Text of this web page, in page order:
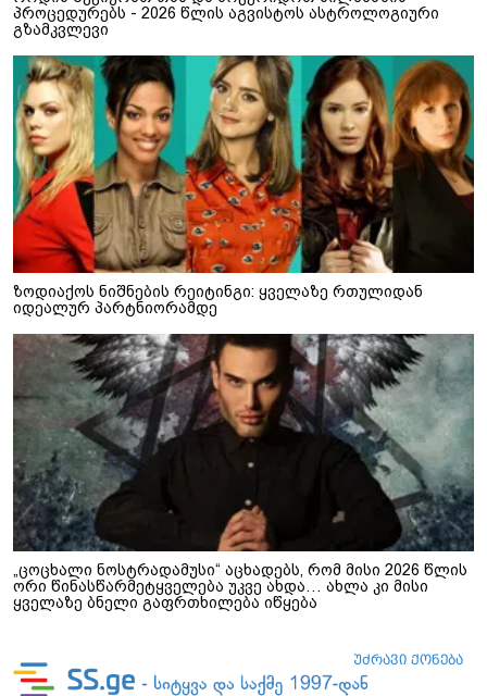
პროცედურებს - 2026 წლის აგვისტოს ასტროლოგიური
გზამკვლევი
ზოდიაქოს ნიშნების რეიტინგი: ყველაზე რთულიდან
იდეალურ პარტნიორამდე
„ცოცხალი ნოსტრადამუსი“ აცხადებს, რომ მისი 2026 წლის
ორი წინასწარმეტყველება უკვე ახდა… ახლა კი მისი
ყველაზე ბნელი გაფრთხილება იწყება